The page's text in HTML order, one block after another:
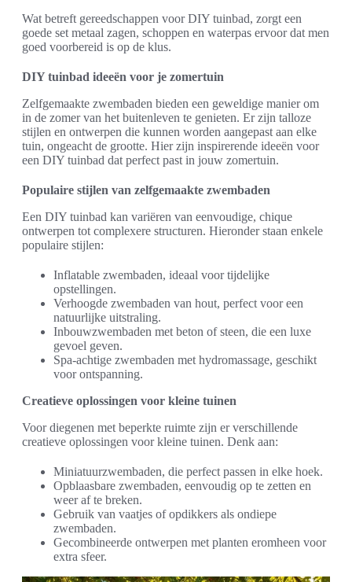
Wat betreft gereedschappen voor DIY tuinbad, zorgt een
goede set metaal zagen, schoppen en waterpas ervoor dat men
goed voorbereid is op de klus.
DIY tuinbad ideeën voor je zomertuin
Zelfgemaakte zwembaden bieden een geweldige manier om
in de zomer van het buitenleven te genieten. Er zijn talloze
stijlen en ontwerpen die kunnen worden aangepast aan elke
tuin, ongeacht de grootte. Hier zijn inspirerende ideeën voor
een DIY tuinbad dat perfect past in jouw zomertuin.
Populaire stijlen van zelfgemaakte zwembaden
Een DIY tuinbad kan variëren van eenvoudige, chique
ontwerpen tot complexere structuren. Hieronder staan enkele
populaire stijlen:
Inflatable zwembaden, ideaal voor tijdelijke
opstellingen.
Verhoogde zwembaden van hout, perfect voor een
natuurlijke uitstraling.
Inbouwzwembaden met beton of steen, die een luxe
gevoel geven.
Spa-achtige zwembaden met hydromassage, geschikt
voor ontspanning.
Creatieve oplossingen voor kleine tuinen
Voor diegenen met beperkte ruimte zijn er verschillende
creatieve oplossingen voor kleine tuinen. Denk aan:
Miniatuurzwembaden, die perfect passen in elke hoek.
Opblaasbare zwembaden, eenvoudig op te zetten en
weer af te breken.
Gebruik van vaatjes of opdikkers als ondiepe
zwembaden.
Gecombineerde ontwerpen met planten eromheen voor
extra sfeer.